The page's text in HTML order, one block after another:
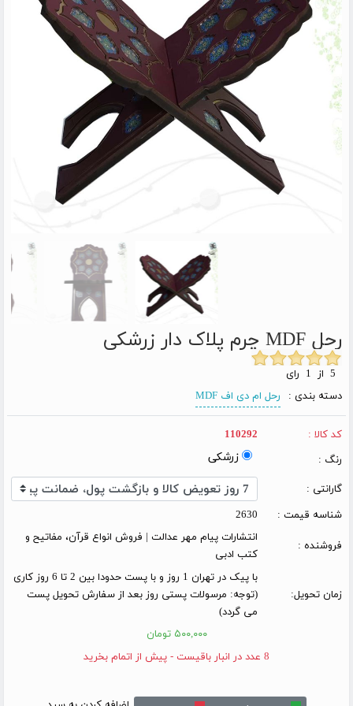
رحل MDF چرم پلاک دار زرشکی
دسته بندی :
رحل ام دی اف MDF
کد کالا :
110292
رنگ :
زرشکی
گارانتی :
شناسه قیمت :
2630
فروشنده :
انتشارات پیام مهر عدالت | فروش انواع قرآن، مفاتیح و
کتب ادبی
زمان تحویل:
با پیک در تهران 1 روز و با پست حدودا بین 2 تا 6 روز کاری
(توجه: مرسولات پستی روز بعد از سفارش تحویل پست
می گردد)
۵۰۰,۰۰۰ تومان
8 عدد در انبار باقیست - پیش از اتمام بخرید